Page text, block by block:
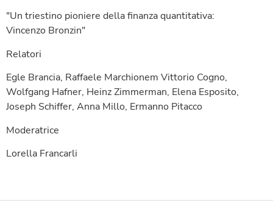
"Un triestino pioniere della finanza quantitativa:
Vincenzo Bronzin"
Relatori
Egle Brancia, Raffaele Marchionem Vittorio Cogno,
Wolfgang Hafner, Heinz Zimmerman, Elena Esposito,
Joseph Schiffer, Anna Millo, Ermanno Pitacco
Moderatrice
Lorella Francarli